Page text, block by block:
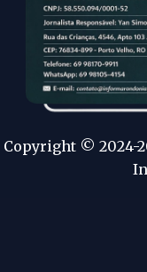
Copyright © 2024-